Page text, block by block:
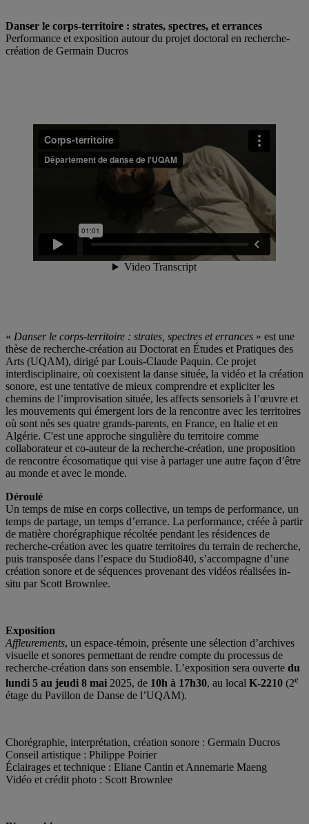
Danser le corps-territoire : strates, spectres, et errances
Performance et exposition autour du projet doctoral en recherche-
création de Germain Ducros
« Danser le corps-territoire : strates, spectres et errances » est une
thèse de recherche-création au Doctorat en Études et Pratiques des
Arts (UQAM), dirigé par Louis-Claude Paquin. Ce projet
interdisciplinaire, où coexistent la danse située, la vidéo et la création
sonore, est une tentative de mieux comprendre et expliciter les
chemins de l’improvisation située, les affects sensoriels à l’œuvre et
les mouvements qui émergent lors de la rencontre avec les territoires
où sont nés ses quatre grands-parents, en France, en Italie et en
Algérie. C'est une approche singulière du territoire comme
collaborateur et co-auteur de la recherche-création, une proposition
de rencontre écosomatique qui vise à partager une autre façon d’être
au monde et avec le monde.
Déroulé
Un temps de mise en corps collective, un temps de performance, un
temps de partage, un temps d’errance. La performance, créée à partir
de matière chorégraphique récoltée pendant les résidences de
recherche-création avec les quatre territoires du terrain de recherche,
puis transposée dans l’espace du Studio840, s’accompagne d’une
création sonore et de séquences provenant des vidéos réalisées in-
situ par Scott Brownlee.
Exposition
Affleurements, un espace-témoin, présente une sélection d’archives
visuelle et sonores permettant de rendre compte du processus de
recherche-création dans son ensemble. L’exposition sera ouverte du
lundi 5 au jeudi 8 mai 2025, de 10h à 17h30, au local K-2210 (2e
étage du Pavillon de Danse de l’UQAM).
Chorégraphie, interprétation, création sonore : Germain Ducros
Conseil artistique : Philippe Poirier
Éclairages et technique : Eliane Cantin et Annemarie Maeng
Vidéo et crédit photo : Scott Brownlee